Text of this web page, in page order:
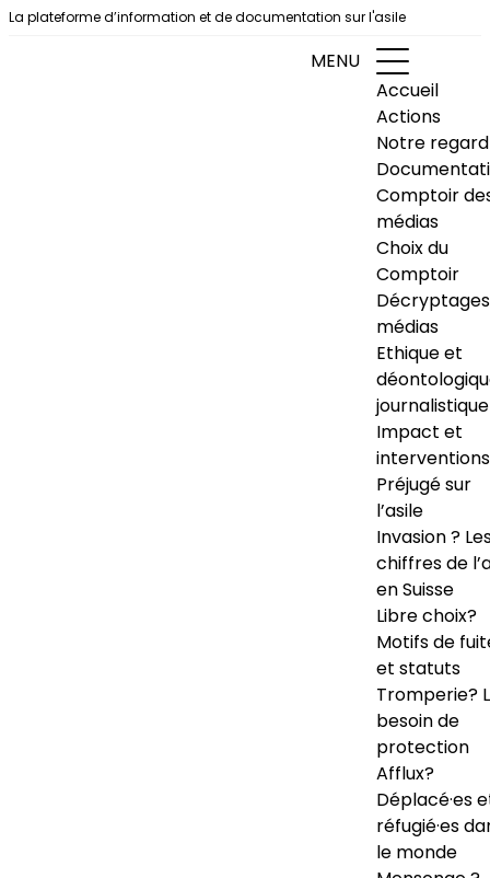
Aller au contenu
La plateforme d’information et de documentation sur l'asile
MENU
Accueil
Actions
Notre regard
Comptoir
médias
Choix du
Comptoir
Décryptages
médias
Ethique et
journalistique
Impact et
interventions
Préjugé sur
l’asile
Invasion ?
chiffres de
en Suisse
Libre choix?
Motifs de
et statuts
Tromperie?
besoin de
protection
Afflux?
Déplacé·es
réfugié·es
le monde